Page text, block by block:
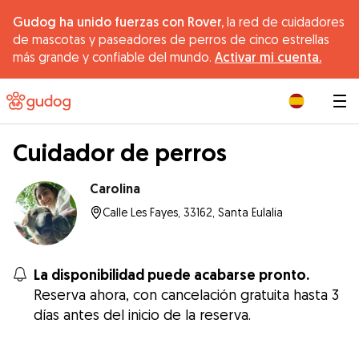
Gudog ha unido fuerzas con Rover, la red de cuidadores
de mascotas y paseadores de perros de cinco estrellas
más grande y confiable del mundo. Activar mi cuenta.
Cuidador de perros
Carolina
Calle Les Fayes, 33162, Santa Eulalia
La disponibilidad puede acabarse pronto.
Reserva ahora, con cancelación gratuita hasta 3
días antes del inicio de la reserva.